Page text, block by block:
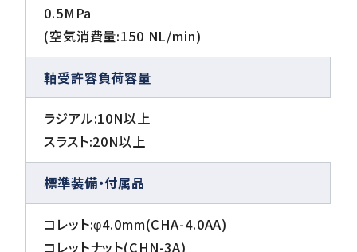
0.5MPa
(空気消費量:150 NL/min)
軸受許容負荷容量
ラジアル:10N以上
スラスト:20N以上
標準装備・付属品
コレット:φ4.0mm(CHA-4.0AA)
コレットナット(CHN-3A)